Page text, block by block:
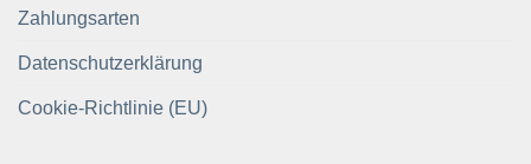
Zahlungsarten
Datenschutzerklärung
Cookie-Richtlinie (EU)